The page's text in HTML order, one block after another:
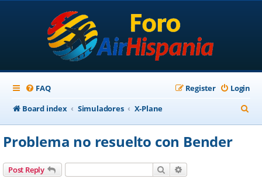
FAQ Login
Register
Board index
Simuladores X-Plane
e
Problema no resuelto con Bender
Post Reply Search